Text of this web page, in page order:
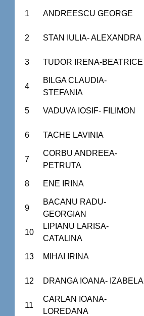
1 ANDREESCU GEORGE
2 STAN IULIA- ALEXANDRA
3 TUDOR IRENA-BEATRICE
4
BILGA CLAUDIA-
STEFANIA
5 VADUVA IOSIF- FILIMON
6 TACHE LAVINIA
7
CORBU ANDREEA-
PETRUTA
8 ENE IRINA
9
BACANU RADU-
GEORGIAN
10
LIPIANU LARISA-
CATALINA
13 MIHAI IRINA
12 DRANGA IOANA- IZABELA
11
CARLAN IOANA-
LOREDANA